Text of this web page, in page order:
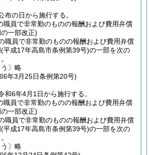
布の日から施行する。
職員で非常勤のものの報酬および費用弁償
一部改正)
職員で非常勤のものの報酬および費用弁償
(平成17年高島市条例第39号)の一部を次の
う〕略
6年3月25日条例第20号)
和6年4月1日から施行する。
職員で非常勤のものの報酬および費用弁償
一部改正)
職員で非常勤のものの報酬および費用弁償
(平成17年高島市条例第39号)の一部を次の
う〕略